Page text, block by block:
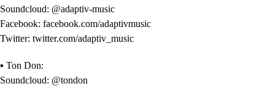
Soundcloud: @adaptiv-music
Facebook: facebook.com/adaptivmusic
Twitter: twitter.com/adaptiv_music
▪ Ton Don:
Soundcloud: @tondon